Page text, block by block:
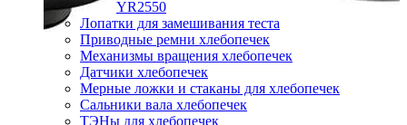
YR2550
Лопатки для замешивания теста
Приводные ремни хлебопечек
Механизмы вращения хлебопечек
Датчики хлебопечек
Мерные ложки и стаканы для хлебопечек
Сальники вала хлебопечек
ТЭНы для хлебопечек